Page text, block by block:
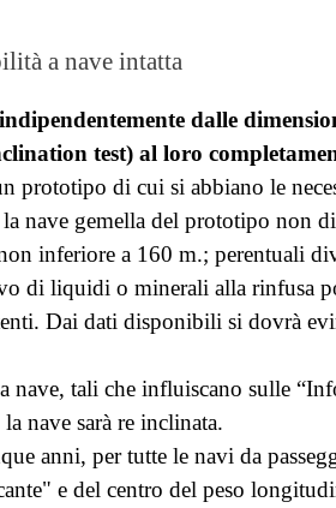
a nave intatta
dalle
test) al loro
prototipo di cui si abbiano le
nave gemella del prototipo non
inferiore a 160 m.; perentuali
di liquidi o minerali alla rinfusa
Dai dati disponibili si dovrà
tali che influiscano sulle
nave sarà re inclinata.
anni, per tutte le navi da
e del centro del peso